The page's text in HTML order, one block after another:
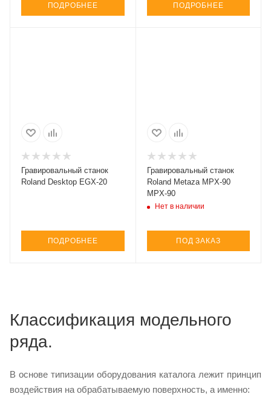
ПОДРОБНЕЕ ПОДРОБНЕЕ
Гравировальный станок
Roland Desktop EGX-20
ПОДРОБНЕЕ
Гравировальный станок
Roland Metaza MPX-90
MPX-90
Нет в наличии
ПОД ЗАКАЗ
Классификация модельного
ряда.
В основе типизации оборудования каталога лежит принцип
воздействия на обрабатываемую поверхность, а именно: